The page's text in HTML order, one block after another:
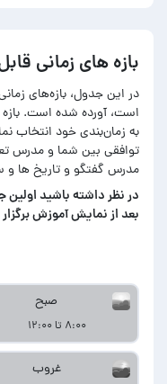
بازه های زمانی
در این جدول، بازه‌های
است، آورده شده است. بازه
به زمان‌بندی خود انتخاب
توافقی بین شما و مدرس
مدرس گفتگو و تاریخ ها و
بعد از نمایش آموزش
صبح
۸:۰۰ تا ۱۲:۰۰
غروب